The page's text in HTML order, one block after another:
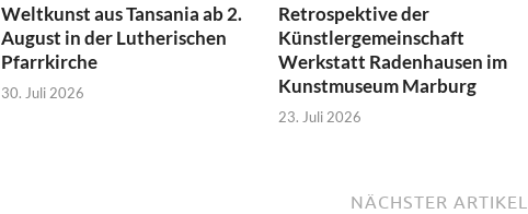
Weltkunst aus Tansania ab 2.
August in der Lutherischen
Pfarrkirche
30. Juli 2026
Retrospektive der
Künstlergemeinschaft
Werkstatt Radenhausen im
Kunstmuseum Marburg
23. Juli 2026
NÄCHSTER ARTIKEL